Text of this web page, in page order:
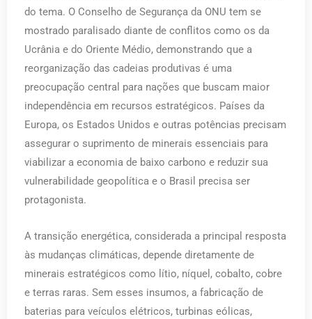
do tema. O Conselho de Segurança da ONU tem se
mostrado paralisado diante de conflitos como os da
Ucrânia e do Oriente Médio, demonstrando que a
reorganização das cadeias produtivas é uma
preocupação central para nações que buscam maior
independência em recursos estratégicos. Países da
Europa, os Estados Unidos e outras potências precisam
assegurar o suprimento de minerais essenciais para
viabilizar a economia de baixo carbono e reduzir sua
vulnerabilidade geopolítica e o Brasil precisa ser
protagonista.
A transição energética, considerada a principal resposta
às mudanças climáticas, depende diretamente de
minerais estratégicos como lítio, níquel, cobalto, cobre
e terras raras. Sem esses insumos, a fabricação de
baterias para veículos elétricos, turbinas eólicas,